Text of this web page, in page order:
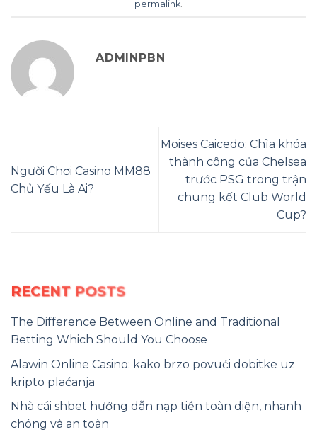
permalink
ADMINPBN
Người Chơi Casino MM88
Chủ Yếu Là Ai?
Moises Caicedo: Chìa khóa
thành công của Chelsea
trước PSG trong trận
chung kết Club World
Cup?
RECENT POSTS
The Difference Between Online and Traditional
Betting Which Should You Choose
Alawin Online Casino: kako brzo povući dobitke uz
kripto plaćanja
Nhà cái shbet hướng dẫn nạp tiền toàn diện, nhanh
chóng và an toàn